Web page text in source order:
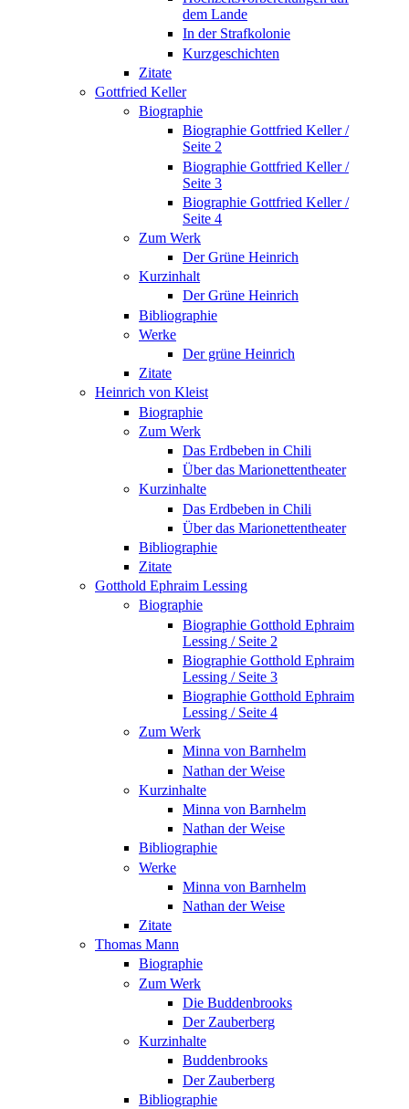
dem Lande
In der Strafkolonie
Kurzgeschichten
Zitate
Gottfried Keller
Biographie
Biographie Gottfried Keller /
Seite 2
Biographie Gottfried Keller /
Seite 3
Biographie Gottfried Keller /
Seite 4
Zum Werk
Der Grüne Heinrich
Kurzinhalt
Der Grüne Heinrich
Bibliographie
Werke
Der grüne Heinrich
Zitate
Heinrich von Kleist
Biographie
Zum Werk
Das Erdbeben in Chili
Über das Marionettentheater
Kurzinhalte
Das Erdbeben in Chili
Über das Marionettentheater
Bibliographie
Zitate
Gotthold Ephraim Lessing
Biographie
Biographie Gotthold Ephraim
Lessing / Seite 2
Biographie Gotthold Ephraim
Lessing / Seite 3
Biographie Gotthold Ephraim
Lessing / Seite 4
Zum Werk
Minna von Barnhelm
Nathan der Weise
Kurzinhalte
Minna von Barnhelm
Nathan der Weise
Bibliographie
Werke
Minna von Barnhelm
Nathan der Weise
Zitate
Thomas Mann
Biographie
Zum Werk
Die Buddenbrooks
Der Zauberberg
Kurzinhalte
Buddenbrooks
Der Zauberberg
Bibliographie